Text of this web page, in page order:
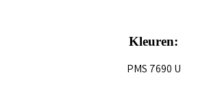
Kleuren:
PMS 7690 U